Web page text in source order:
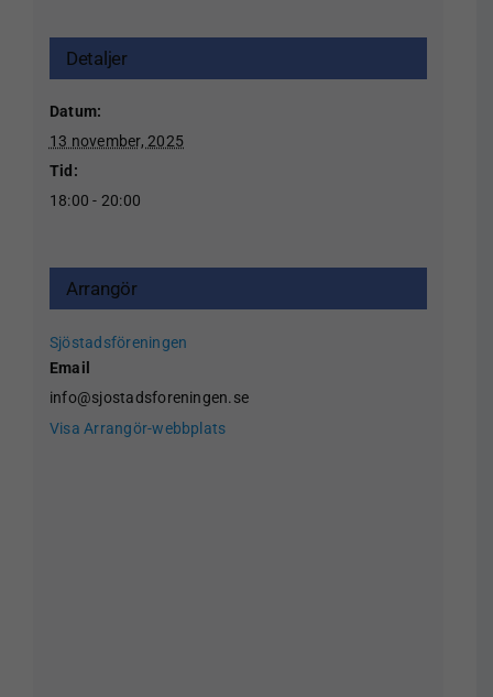
Detaljer
Datum:
13 november, 2025
Tid:
18:00 - 20:00
Arrangör
Sjöstadsföreningen
Email
info@sjostadsforeningen.se
Visa Arrangör-webbplats